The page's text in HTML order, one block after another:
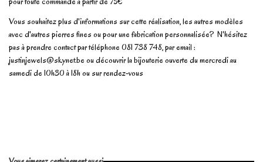
Vous souhaitez plus d'informations sur cette réalisation, les autres modèles
avec d'autres pierres fines ou pour une fabrication personnalisée? N'hésitez
pas à prendre contact par téléphone 081 738 748, par email :
justinjewels@skynet.beou découvrir la bijouterie ouverte du mercredi au
samedi de 10h30 à 18h ou sur rendez-vous